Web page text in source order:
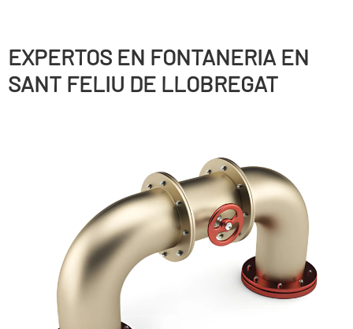
EXPERTOS EN FONTANERIA EN
SANT FELIU DE LLOBREGAT